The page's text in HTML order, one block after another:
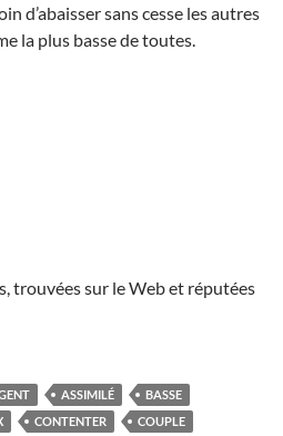
d’abaisser sans cesse les autres
la plus basse de toutes.
trouvées sur le Web et réputées
ASSIMILÉ
BASSE
CONTENTER
COUPLE